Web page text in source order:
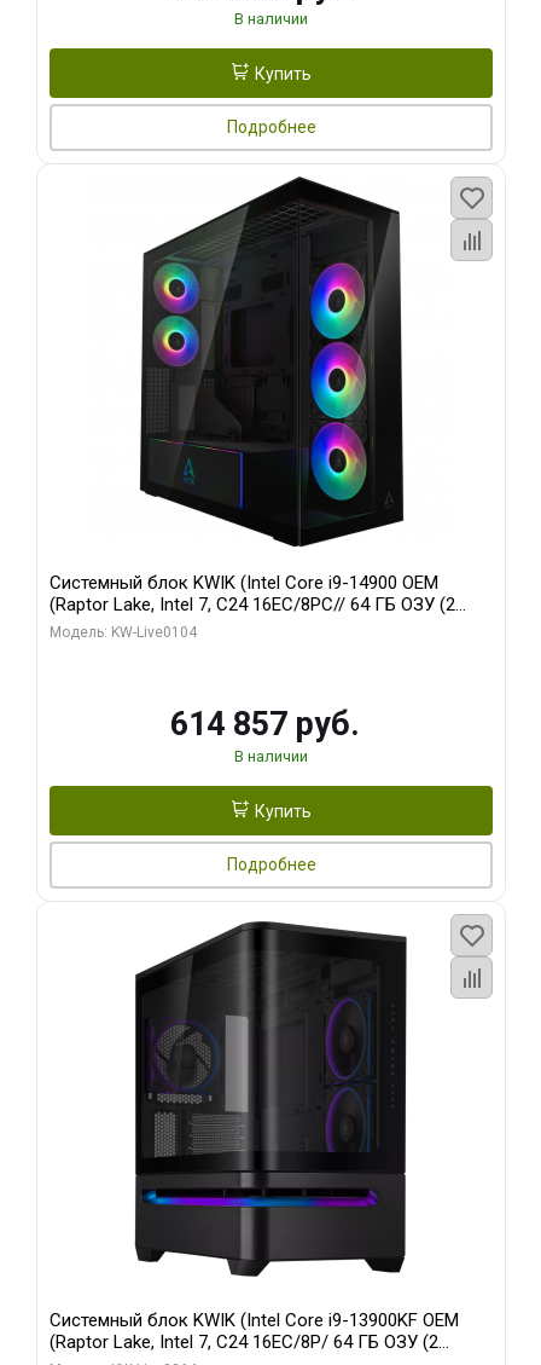
В наличии
Купить
Подробнее
Системный блок KWIK (Intel Core i9-14900 OEM
(Raptor Lake, Intel 7, C24 16EC/8PC// 64 ГБ ОЗУ (2
модуля)/ Afox RTX4090 24GB GDDR6X 384-Bit 3xDP
Модель: KW-Live0104
614 857 руб.
В наличии
Купить
Подробнее
Системный блок KWIK (Intel Core i9-13900KF OEM
(Raptor Lake, Intel 7, C24 16EC/8P/ 64 ГБ ОЗУ (2